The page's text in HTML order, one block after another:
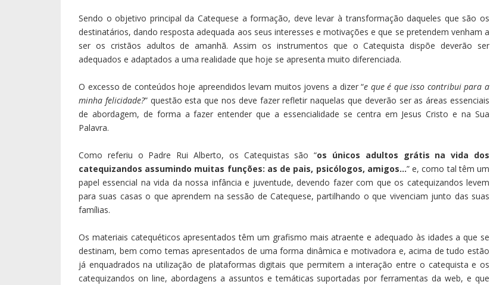
Sendo o objetivo principal da Catequese a formação, deve levar à transformação daqueles que são os
destinatários, dando resposta adequada aos seus interesses e motivações e que se pretendem venham a
ser os cristãos adultos de amanhã. Assim os instrumentos que o Catequista dispõe deverão ser
adequados e adaptados a uma realidade que hoje se apresenta muito diferenciada.
O excesso de conteúdos hoje apreendidos levam muitos jovens a dizer “e que é que isso contribui para a
minha felicidade?” questão esta que nos deve fazer refletir naquelas que deverão ser as áreas essenciais
de abordagem, de forma a fazer entender que a essencialidade se centra em Jesus Cristo e na Sua
Palavra.
Como referiu o Padre Rui Alberto, os Catequistas são “os únicos adultos grátis na vida dos
catequizandos assumindo muitas funções: as de pais, psicólogos, amigos…” e, como tal têm um
papel essencial na vida da nossa infância e juventude, devendo fazer com que os catequizandos levem
para suas casas o que aprendem na sessão de Catequese, partilhando o que vivenciam junto das suas
famílias.
Os materiais catequéticos apresentados têm um grafismo mais atraente e adequado às idades a que se
destinam, bem como temas apresentados de uma forma dinâmica e motivadora e, acima de tudo estão
já enquadrados na utilização de plataformas digitais que permitem a interação entre o catequista e os
catequizandos on line, abordagens a assuntos e temáticas suportadas por ferramentas da web, e que